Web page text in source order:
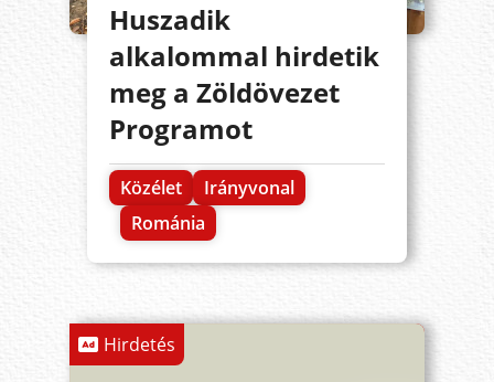
Huszadik
alkalommal hirdetik
meg a Zöldövezet
Programot
Közélet
Irányvonal
Románia
Hirdetés